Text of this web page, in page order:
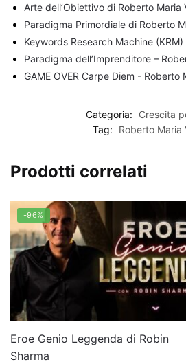
Arte dell’Obiettivo di Roberto Maria
Paradigma Primordiale di Roberto
Keywords Research Machine
Paradigma dell’Imprenditore –
GAME OVER Carpe Diem - Roberto
Categoria:
Crescita
Tag:
Roberto Maria
Prodotti correlati
-96%
Eroe Genio Leggenda di Robin
Sharma